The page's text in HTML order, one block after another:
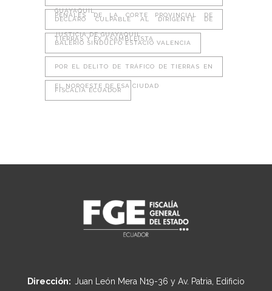
GUAYAQUIL
PENALES DE LA CORTE PROVINCIAL DE
JUSTICIA DE GUAYAQUIL
DECLARÓ CULPABLE AL DIRIGENTE DE
TIERRAS Y EX ASAMBLEÍSTA
BALERIO SINDULFO ESTACIO VALENCIA
POR EL DELITO DE TRÁFICO DE TIERRAS EN
EL NOROESTE DE ESA CIUDAD
FISCALIA ECUADOR
Dirección: Juan León Mera N19-36 y Av. Patria, Edificio